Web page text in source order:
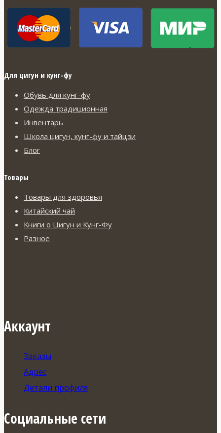
товара.
Для цигун и кунг-фу
Обувь для кунг-фу
Одежда традиционная
Инвентарь
Школа цигун, кунг-фу и тайцзи
Блог
Товары
Товары для здоровья
Китайский чай
Книги о Цигун и Кунг-Фу
Разное
Аккаунт
Заказы
Адрес
Детали профиля
Социальные сети